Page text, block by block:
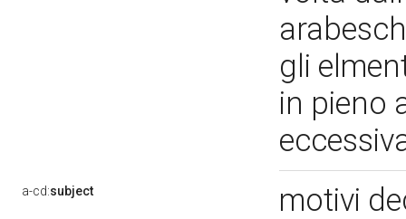
gli
in pieno
a-cd:subject motivi